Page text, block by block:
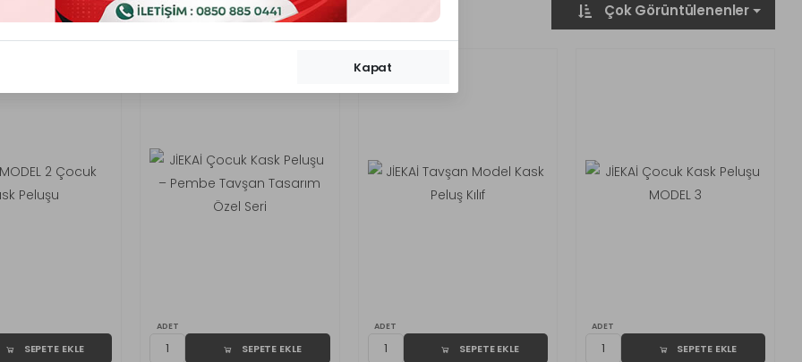
Çok Görüntülenenler
SEPETE EKLE
ADET
SEPETE EKLE
ADET
SEPETE EKLE
ADET
SEPETE EKLE
Kapat